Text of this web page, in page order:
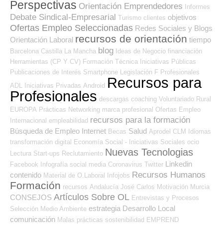
Perspectivas Orientación Emprendedores Informes
Debate Sindical-Empresarial Turismo clientes objetivos
Ofertas Empleo Seleccionadas Redes Sociales y Blogs
Orientación Laboral recursos de orientación tiempo
Barcelona Castilla La Mancha blog Ideas de Negocio financiación
Herramientas (CP Y CV) Formación Técnica
Iniciativas Públicas
Publicaciones de Interés Smartphone Legislación F Profesionales
ADL
Iniciativas Privadas Android Recursos para
Profesionales descargas coaching Voluntariado Rural
EUROPA Prácticas Networking marca profesional Ofertas Empleo
Internacional empleabilidad recursos para la formación
Búsqueda de Empleo Internet Becas Salud Aprodel CLM
Idiomas
transformación digital
Economía Social - Iniciativas Sociales ocio
Lectura Start-ups Reclutamiento Nuevas Tecnologias
Facebook Infografía social media Coronavirus Twitter Linkedin
contenido Material de O.Laboral Infojobs Recursos Humanos
Formación recursos Andalucía José Carlos Motivación Murcia
CONSEJOS Artículos Sobre OL Entrevistas y Procesos
Selección Medio Ambiente estrategia Desarrollo Local
comunicación Malas prácticas sostenibilidad EMPREND